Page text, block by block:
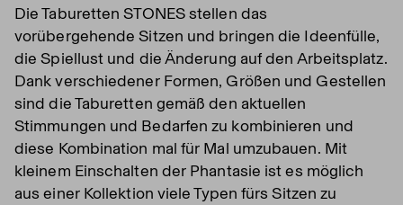
Die Taburetten STONES stellen das
vorübergehende Sitzen und bringen die Ideenfülle,
die Spiellust und die Änderung auf den Arbeitsplatz.
Dank verschiedener Formen, Größen und Gestellen
sind die Taburetten gemäß den aktuellen
Stimmungen und Bedarfen zu kombinieren und
diese Kombination mal für Mal umzubauen. Mit
kleinem Einschalten der Phantasie ist es möglich
aus einer Kollektion viele Typen fürs Sitzen zu